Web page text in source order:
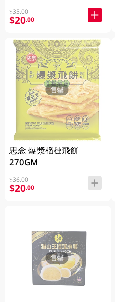
$35.00
$20.00
售罄
思念 爆漿榴槤飛餅
270GM
$36.00
$20.00
售罄